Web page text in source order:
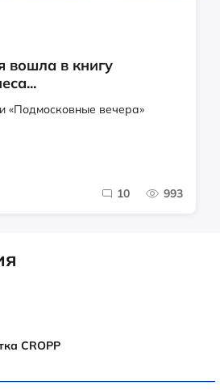
вошла в книгу
«Подмосковные вечера»
10 993
CROPP